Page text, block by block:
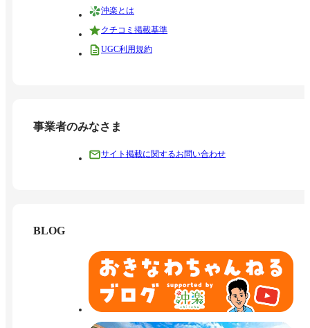
沖楽とは
クチコミ掲載基準
UGC利用規約
事業者のみなさま
サイト掲載に関するお問い合わせ
BLOG